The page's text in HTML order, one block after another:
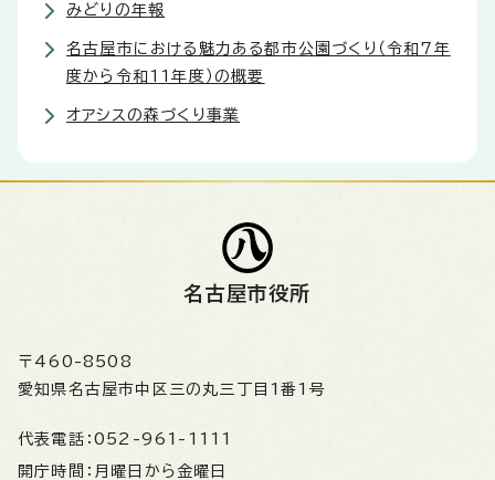
みどりの年報
名古屋市における魅力ある都市公園づくり（令和7年
度から令和11年度）の概要
オアシスの森づくり事業
名古屋市役所
〒460-8508
愛知県名古屋市中区三の丸三丁目1番1号
代表電話： 052-961-1111
開庁時間： 月曜日から金曜日